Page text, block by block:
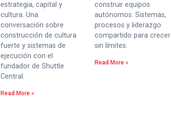
estrategia, capital y
cultura. Una
conversación sobre
construcción de cultura
fuerte y sistemas de
ejecución con el
fundador de Shuttle
Central.
Read More »
construir equipos
autónomos. Sistemas,
procesos y liderazgo
compartido para crecer
sin límites.
Read More »